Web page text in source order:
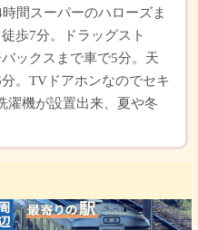
間スーパーのハローズま
歩7分。ドラッグスト
ックスまで車で5分。天
。TVドアホンなのでセキ
濯機が設置出来、夏や冬